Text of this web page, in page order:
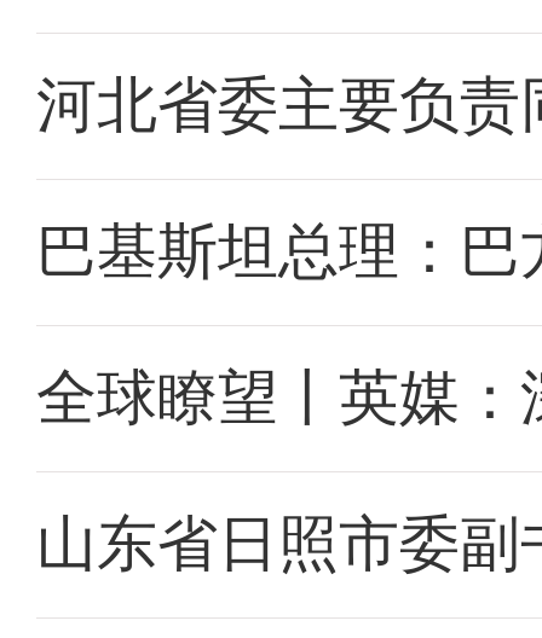
河北省委主要负
巴基斯坦总理：
全球瞭望丨英媒
山东省日照市委